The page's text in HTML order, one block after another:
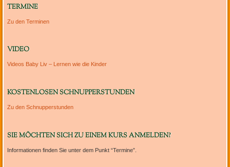
TERMINE
Zu den Terminen
VIDEO
Videos Baby Liv – Lernen wie die Kinder
KOSTENLOSEN SCHNUPPERSTUNDEN
Zu den Schnupperstunden
SIE MÖCHTEN SICH ZU EINEM KURS ANMELDEN?
Informationen finden Sie unter dem Punkt “Termine”.